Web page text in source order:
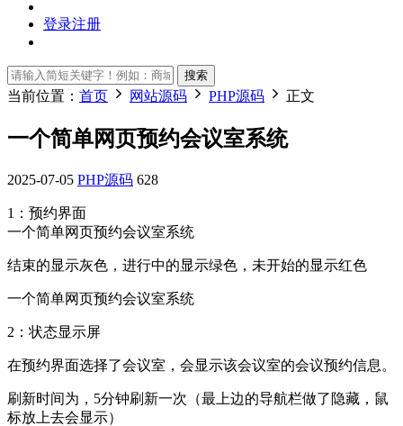
登录注册
搜索
当前位置： 首页 网站源码 PHP源码 正文
一个简单网页预约会议室系统
2025-07-05 PHP源码 628
1：预约界面
一个简单网页预约会议室系统
结束的显示灰色，进行中的显示绿色，未开始的显示红色
一个简单网页预约会议室系统
2：状态显示屏
在预约界面选择了会议室，会显示该会议室的会议预约信息。
刷新时间为，5分钟刷新一次（最上边的导航栏做了隐藏，鼠
标放上去会显示）